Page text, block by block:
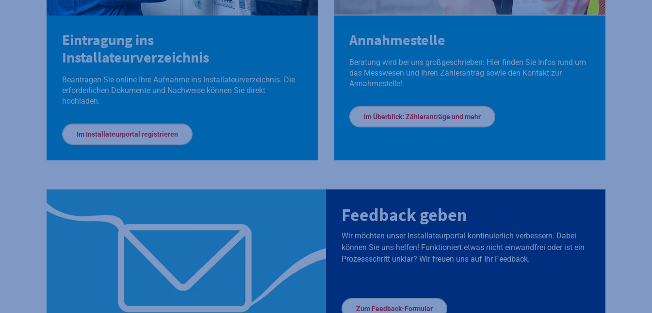
Eintragung ins
Installateurverzeichnis
Beantragen Sie online Ihre Aufnahme ins Installateurverzeichnis. Die
erforderlichen Dokumente und Nachweise können Sie direkt
hochladen.
Im Installateurportal registrieren
Annahmestelle
Beratung wird bei uns großgeschrieben: Hier finden Sie Infos rund um
das Messwesen und Ihren Zählerantrag sowie den Kontakt zur
Annahmestelle!
Im Überblick: Zähleranträge und mehr
Feedback geben
Wir möchten unser Installateurportal kontinuierlich verbessern. Dabei
können Sie uns helfen! Funktioniert etwas nicht einwandfrei oder ist ein
Prozessschritt unklar? Wir freuen uns auf Ihr Feedback.
Zum Feedback-Formular